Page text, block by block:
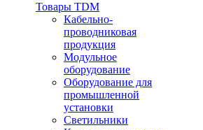
Товары TDM
Кабельно-
проводниковая
продукция
Модульное
оборудование
Оборудование для
промышленной
установки
Светильники